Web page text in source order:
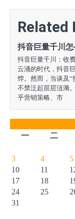
航Related
抖音巨量千川
抖音巨量千川：收
云涌的时代，抖音
饽。然而，当谈及“
不禁泛起层层涟漪
乎营销策略、市
一
二
3
4 5
10
11
17
18
24
25
31